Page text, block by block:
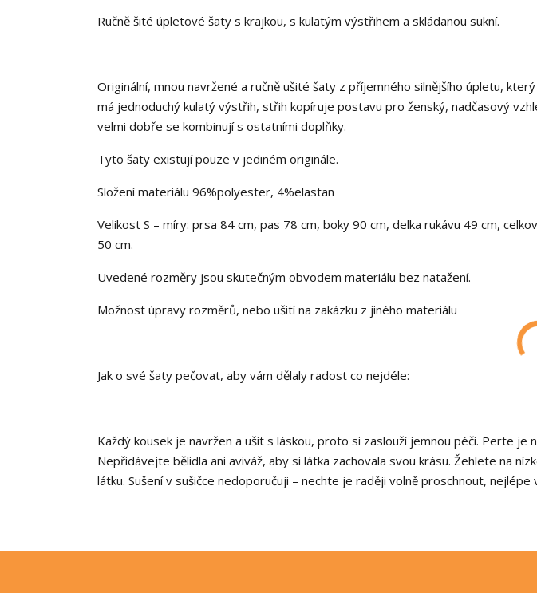
Ručně šité úpletové šaty s krajkou, s kulatým výstřihem a skládanou sukní.
Originální, mnou navržené a ručně ušité šaty z příjemného silnějšího úpletu,
má jednoduchý kulatý výstřih, střih kopíruje postavu pro ženský, nadčasový
velmi dobře se kombinují s ostatními doplňky.
Tyto šaty existují pouze v jediném originále.
Složení materiálu 96%polyester, 4%elastan
Velikost S – míry: prsa 84 cm, pas 78 cm, boky 90 cm, delka rukávu 49 cm,
50 cm.
Uvedené rozměry jsou skutečným obvodem materiálu bez natažení.
Možnost úpravy rozměrů, nebo ušití na zakázku z jiného materiálu
Jak o své šaty pečovat, aby vám dělaly radost co nejdéle:
Každý kousek je navržen a ušit s láskou, proto si zaslouží jemnou péči. Perte je
Nepřidávejte bělidla ani aviváž, aby si látka zachovala svou krásu. Žehlete na
látku. Sušení v sušičce nedoporučuji – nechte je raději volně proschnout, nejlépe